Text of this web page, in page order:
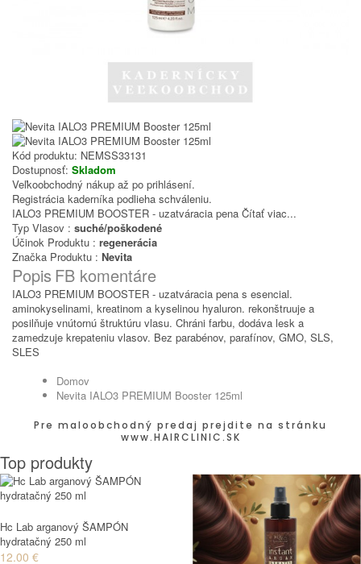
Kód produktu: NEMSS33131
Dostupnosť: Skladom
Veľkoobchodný nákup až po prihlásení.
Registrácia kaderníka podlieha schváleniu.
IALO3 PREMIUM BOOSTER - uzatváracia pena Čítať viac...
Typ Vlasov : suché/poškodené
Účinok Produktu : regenerácia
Značka Produktu : Nevita
Popis FB komentáre
IALO3 PREMIUM BOOSTER - uzatváracia pena s esencial.
aminokyselinami, kreatinom a kyselinou hyaluron. rekonštruuje a
posilňuje vnútornú štruktúru vlasu. Chráni farbu, dodáva lesk a
zamedzuje krepateniu vlasov. Bez parabénov, parafínov, GMO, SLS,
SLES
Domov
Nevita IALO3 PREMIUM Booster 125ml
Pre maloobchodný predaj prejdite na stránku
www.HAIRCLINIC.SK
Top produkty
Hc Lab arganový ŠAMPÓN
hydratačný 250 ml
12.00 €